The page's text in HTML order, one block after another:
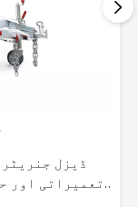
ڈیزل
تعمیراتی اور